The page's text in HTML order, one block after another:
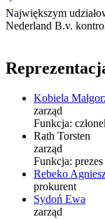
Największym
Nederland B.v.
Kobiela
zarząd
Funkcja:
Rath Torsten
zarząd
Funkcja:
Rebeko
prokurent
Sydoń Ewa
zarząd